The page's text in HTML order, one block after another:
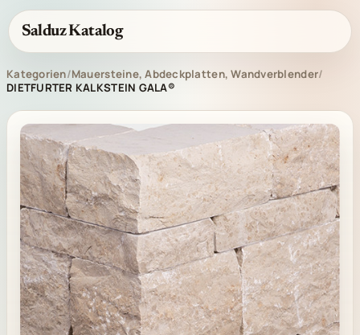
Salduz Katalog
Kategorien/Mauersteine, Abdeckplatten, Wandverblender/
DIETFURTER KALKSTEIN GALA®